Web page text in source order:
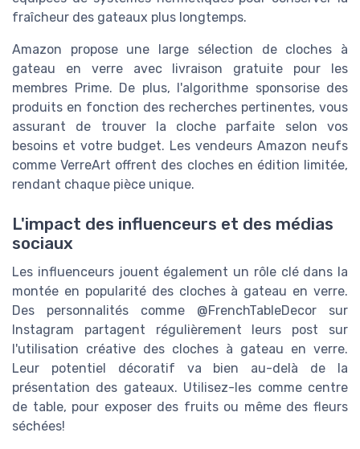
fraîcheur des gateaux plus longtemps.
Amazon propose une large sélection de cloches à
gateau en verre avec livraison gratuite pour les
membres Prime. De plus, l'algorithme sponsorise des
produits en fonction des recherches pertinentes, vous
assurant de trouver la cloche parfaite selon vos
besoins et votre budget. Les vendeurs Amazon neufs
comme VerreArt offrent des cloches en édition limitée,
rendant chaque pièce unique.
L'impact des influenceurs et des médias
sociaux
Les influenceurs jouent également un rôle clé dans la
montée en popularité des cloches à gateau en verre.
Des personnalités comme @FrenchTableDecor sur
Instagram partagent régulièrement leurs post sur
l'utilisation créative des cloches à gateau en verre.
Leur potentiel décoratif va bien au-delà de la
présentation des gateaux. Utilisez-les comme centre
de table, pour exposer des fruits ou même des fleurs
séchées!